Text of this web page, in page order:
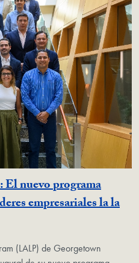
nuevo programa
empresariales la la
(LALP) de Georgetown